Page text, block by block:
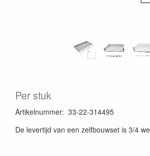
Per stuk
Artikelnummer: 33-22-314495
De levertijd van een zelfbouwset is 3/4